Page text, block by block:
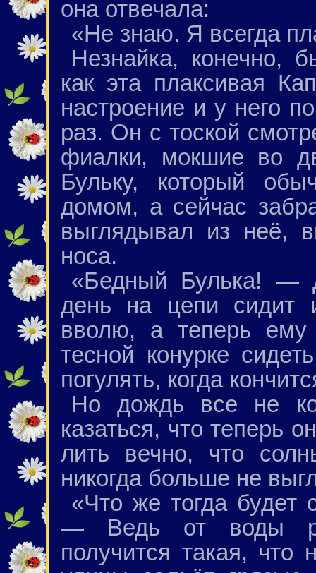
она отвечала:
«Не знаю. Я всегда
Незнайка, конечно,
как эта плаксивая
настроение и у него
раз. Он с тоской
фиалки, мокшие во
Бульку, который
домом, а сейчас
выглядывал из неё,
носа.
«Бедный Булька! —
день на цепи сидит
вволю, а теперь ему
тесной конурке
погулять, когда
Но дождь все не
казаться, что теперь
лить вечно, что
никогда больше не
«Что же тогда
— Ведь от воды
получится такая, что